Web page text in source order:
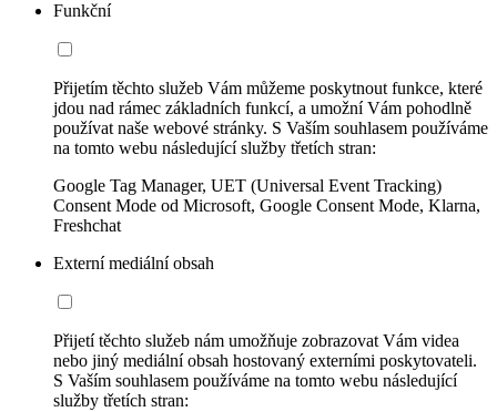
Funkční
Přijetím těchto služeb Vám můžeme poskytnout funkce, které
jdou nad rámec základních funkcí, a umožní Vám pohodlně
používat naše webové stránky. S Vaším souhlasem používáme
na tomto webu následující služby třetích stran:
Google Tag Manager, UET (Universal Event Tracking)
Consent Mode od Microsoft, Google Consent Mode, Klarna,
Freshchat
Externí mediální obsah
Přijetí těchto služeb nám umožňuje zobrazovat Vám videa
nebo jiný mediální obsah hostovaný externími poskytovateli.
S Vaším souhlasem používáme na tomto webu následující
služby třetích stran: